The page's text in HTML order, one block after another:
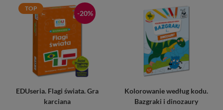
TOP
-20%
EDUseria. Flagi świata. Gra
karciana
Kolorowanie według kodu.
Bazgraki i dinozaury